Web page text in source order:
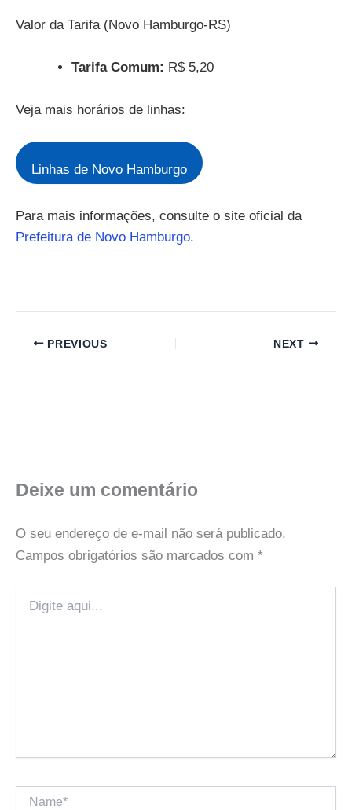
Valor da Tarifa (Novo Hamburgo-RS)
Tarifa Comum: R$ 5,20
Veja mais horários de linhas:
Linhas de Novo Hamburgo
Para mais informações, consulte o site oficial da
Prefeitura de Novo Hamburgo.
PREVIOUS NEXT
Deixe um comentário
O seu endereço de e-mail não será publicado.
Campos obrigatórios são marcados com *
aqui...